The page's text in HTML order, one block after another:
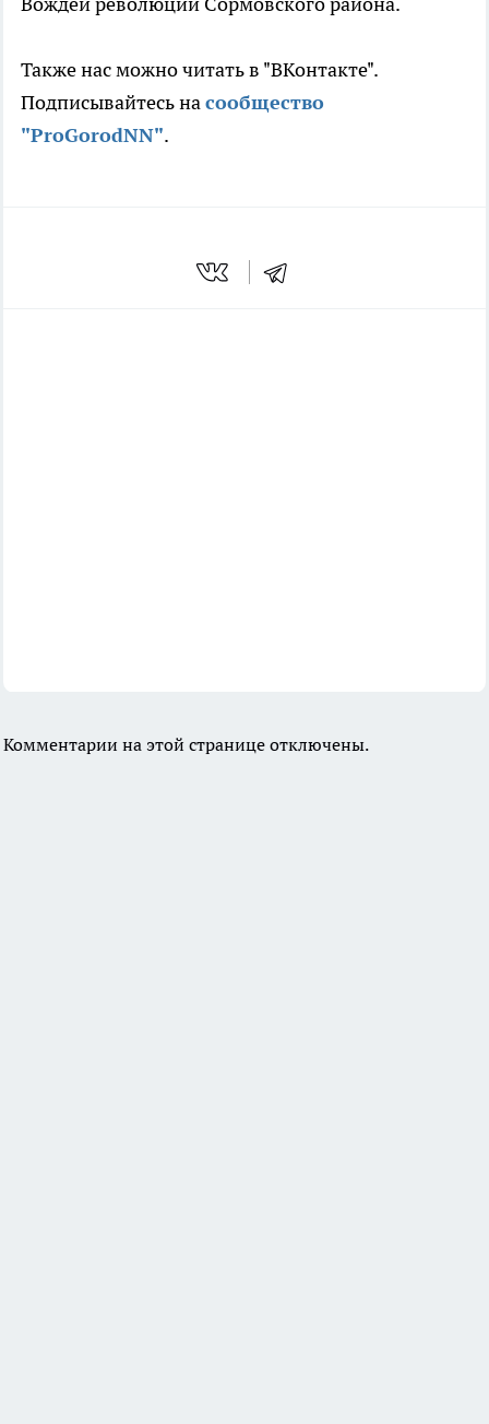
Также нас можно читать в "ВКонтакте".
Подписывайтесь насообщество
"ProGorodNN".
Комментарии на этой странице отключены.